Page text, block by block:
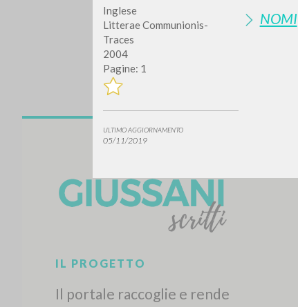
Inglese
Litterae Communionis-
Traces
2004
Pagine: 1
ULTIMO AGGIORNAMENTO
05/11/2019
NOMI
TIPOLOGIA OPERA